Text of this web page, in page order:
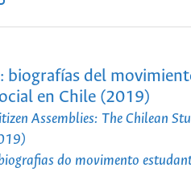
biografías del
en Chile (2019)
Assemblies: The Chilean
do movimento